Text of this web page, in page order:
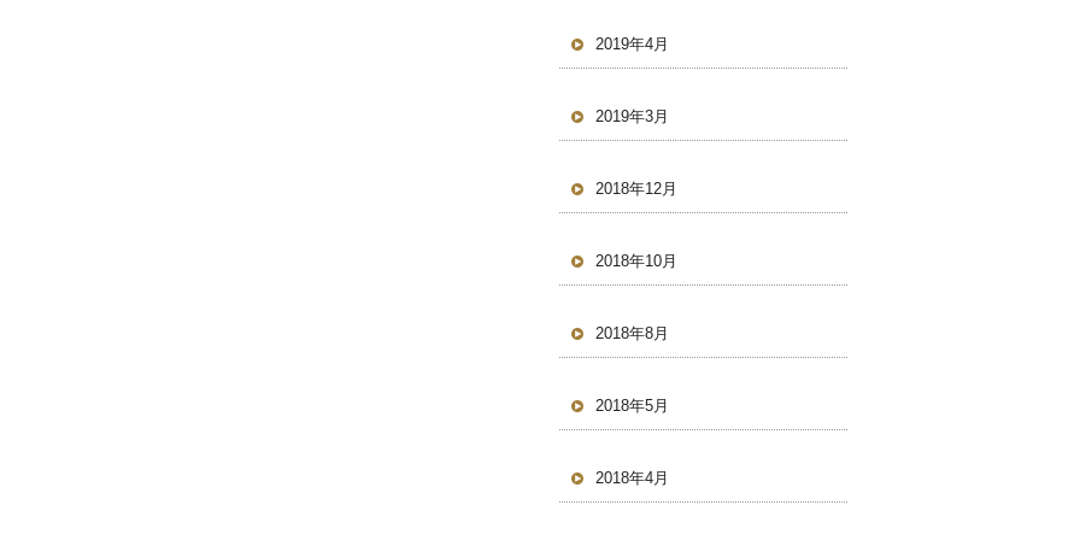
2019年4月
2019年3月
2018年12月
2018年10月
2018年8月
2018年5月
2018年4月